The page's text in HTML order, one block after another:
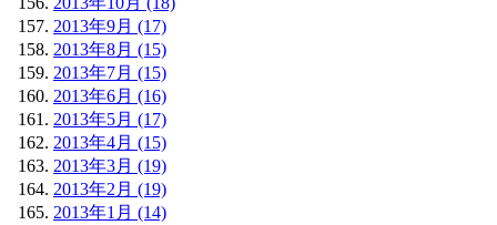
2013年9月 (17)
2013年8月 (15)
2013年7月 (15)
2013年6月 (16)
2013年5月 (17)
2013年4月 (15)
2013年3月 (19)
2013年2月 (19)
2013年1月 (14)